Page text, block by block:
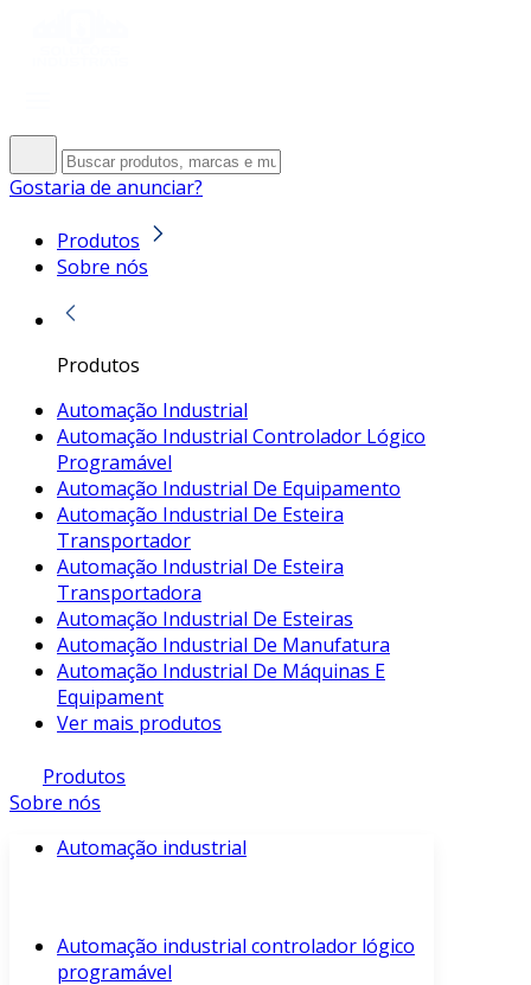
Gostaria de anunciar?
Produtos
Sobre nós
Produtos
Automação Industrial
Automação Industrial Controlador Lógico
Programável
Automação Industrial De Equipamento
Automação Industrial De Esteira
Transportador
Automação Industrial De Esteira
Transportadora
Automação Industrial De Esteiras
Automação Industrial De Manufatura
Automação Industrial De Máquinas E
Equipament
Ver mais produtos
Produtos
Sobre nós
Automação industrial
Automação industrial controlador lógico
programável